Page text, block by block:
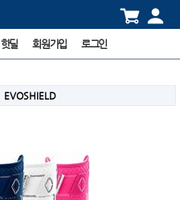
핫딜 회원가입 로그인
EVOSHIELD